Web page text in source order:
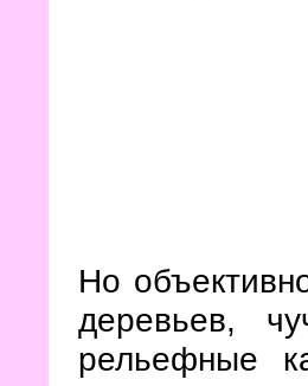
Но
деревьев,
рельефные